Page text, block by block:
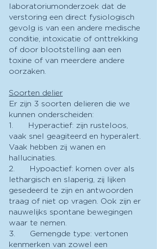
laboratoriumonderzoek dat de
verstoring een direct fysiologisch
gevolg is van een andere medische
conditie, intoxicatie of onttrekking
of door blootstelling aan een
toxine of van meerdere andere
oorzaken.
Soorten delier
Er zijn 3 soorten delieren die we
kunnen onderscheiden:
1.      Hyperactief: zijn rusteloos,
vaak snel geagiteerd en hyperalert.
Vaak hebben zij wanen en
hallucinaties.
2.      Hypoactief: komen over als
lethargisch en slaperig, zij lijken
gesedeerd te zijn en antwoorden
traag of niet op vragen. Ook zijn er
nauwelijks spontane bewegingen
waar te nemen.
3.      Gemengde type: vertonen
kenmerken van zowel een